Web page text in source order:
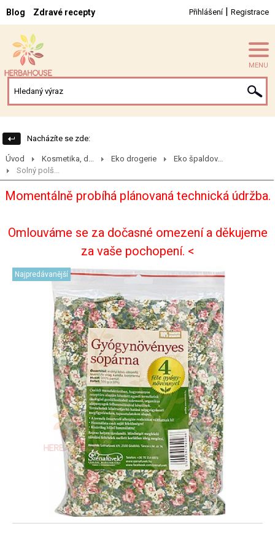
Blog Zdravé recepty Přihlášení| Registrace
MENU
Nacházíte se zde:
Úvod Kosmetika, d... Eko drogerie
Eko špaldov...
Solný polš...
Momentálně probíhá plánovaná technická údržba.
Omlouváme se za dočasné omezení a děkujeme
za vaše pochopení. <
Najpredávanější